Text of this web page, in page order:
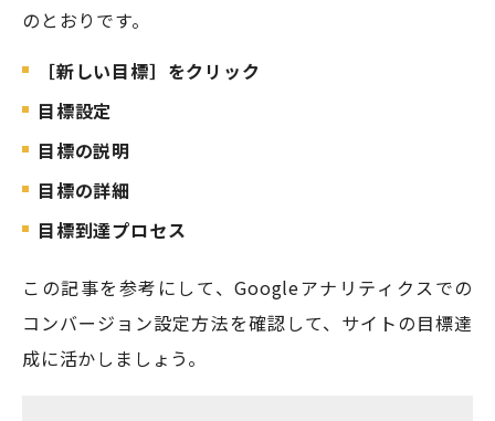
のとおりです。
［新しい目標］をクリック
目標設定
目標の説明
目標の詳細
目標到達プロセス
この記事を参考にして、Googleアナリティクスでの
コンバージョン設定方法を確認して、サイトの目標達
成に活かしましょう。